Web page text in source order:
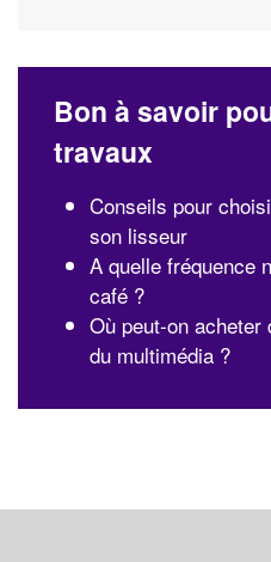
Bon à savoir
travaux
Conseils pour
son lisseur
A quelle fréquence
café ?
Où peut-on acheter
du multimédia ?